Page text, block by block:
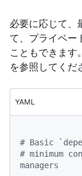
必要に応じて、
て、プライベー
こともできます
を参照してくだ
YAML
# Basic
# minimum
managers